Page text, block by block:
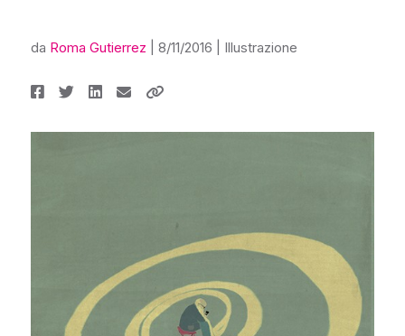
da Roma Gutierrez 8/11/2016 Illustrazione